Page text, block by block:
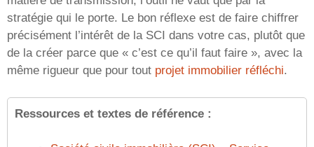
stratégie qui le porte. Le bon réflexe est de faire chiffrer
précisément l’intérêt de la SCI dans votre cas, plutôt que
de la créer parce que « c’est ce qu’il faut faire », avec la
même rigueur que pour tout projet immobilier réfléchi.
Ressources et textes de référence :